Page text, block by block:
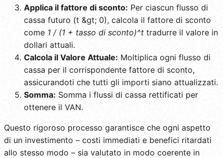
Applica il fattore di sconto: Per ciascun flusso di
cassa futuro (t &gt; 0), calcola il fattore di sconto
come 1 / (1 + tasso di sconto)^t tradurre il valore in
dollari attuali.
Calcola il Valore Attuale: Moltiplica ogni flusso di
cassa per il corrispondente fattore di sconto,
assicurandoti che tutti gli importi siano attualizzati.
Somma: Somma i flussi di cassa rettificati per
ottenere il VAN.
Questo rigoroso processo garantisce che ogni aspetto
di un investimento – costi immediati e benefici ritardati
allo stesso modo – sia valutato in modo coerente in